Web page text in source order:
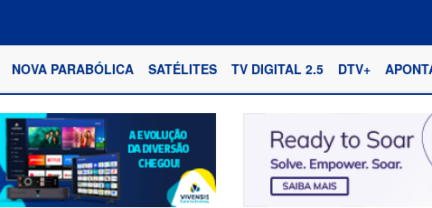
NOVA PARABÓLICA SATÉLITES TV DIGITAL 2.5 DTV+